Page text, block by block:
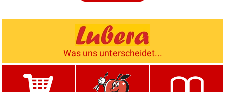
Was uns unterscheidet...